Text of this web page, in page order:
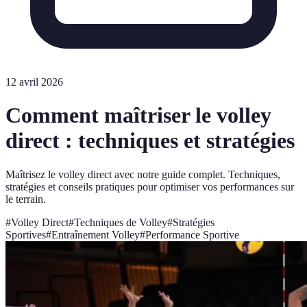
12 avril 2026
Comment maîtriser le volley
direct : techniques et stratégies
Maîtrisez le volley direct avec notre guide complet. Techniques,
stratégies et conseils pratiques pour optimiser vos performances sur
le terrain.
#Volley Direct#Techniques de Volley#Stratégies
Sportives#Entraînement Volley#Performance Sportive